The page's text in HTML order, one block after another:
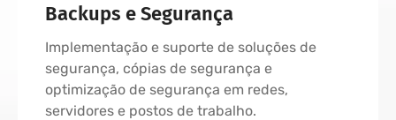
Backups e Segurança
Implementação e suporte de soluções de
segurança, cópias de segurança e
optimização de segurança em redes,
servidores e postos de trabalho.